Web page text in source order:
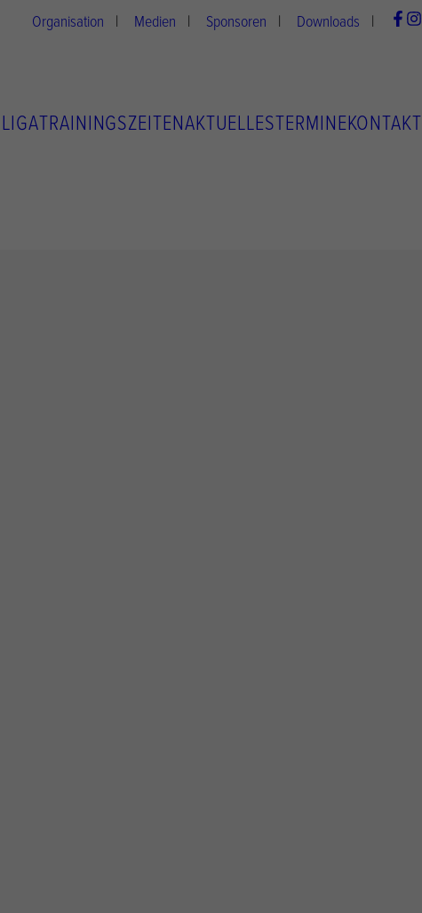
Organisation Medien Sponsoren Downloads
LIGATRAININGSZEITENAKTUELLESTERMINEKONTAKT